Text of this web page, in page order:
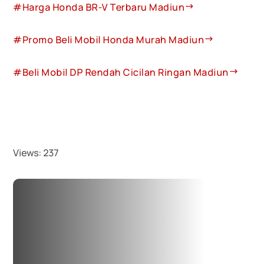
#Harga Honda BR-V Terbaru Madiun
#Promo Beli Mobil Honda Murah Madiun
#Beli Mobil DP Rendah Cicilan Ringan Madiun
Views: 237